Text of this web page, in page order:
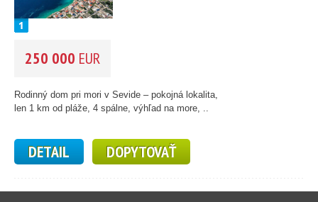
250 000 EUR
Rodinný dom pri mori v Sevide – pokojná lokalita,
len 1 km od pláže, 4 spálne, výhľad na more, ..
DETAIL DOPYTOVAŤ